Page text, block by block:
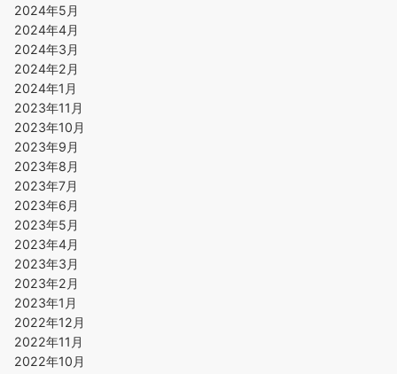
2024年5月
2024年4月
2024年3月
2024年2月
2024年1月
2023年11月
2023年10月
2023年9月
2023年8月
2023年7月
2023年6月
2023年5月
2023年4月
2023年3月
2023年2月
2023年1月
2022年12月
2022年11月
2022年10月